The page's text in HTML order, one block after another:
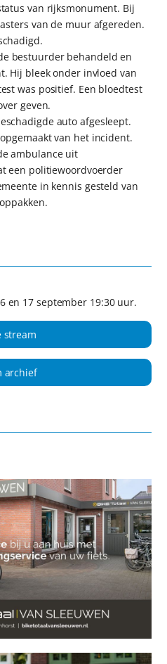
van rijksmonument. Bij
van de muur afgereden.
bestuurder behandeld en
Hij bleek onder invloed van
was positief. Een bloedtest
geven.
auto afgesleept.
van het incident.
ambulance uit
een politiewoordvoerder
in kennis gesteld van
en 17 september 19:30 uur.
stream
archief